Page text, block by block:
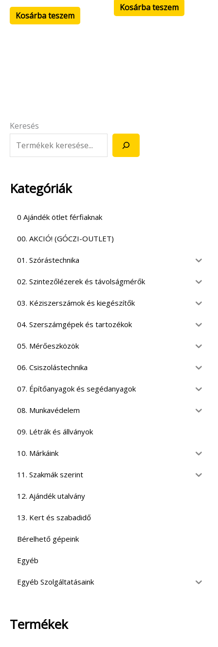
Keresés
Kategóriák
0 Ajándék ötlet férfiaknak
00. AKCIÓ! (GÓCZI-OUTLET)
01. Szórástechnika
02. Szintezőlézerek és távolságmérők
03. Kéziszerszámok és kiegészítők
04. Szerszámgépek és tartozékok
05. Mérőeszközök
06. Csiszolástechnika
07. Építőanyagok és segédanyagok
08. Munkavédelem
09. Létrák és állványok
10. Márkáink
11. Szakmák szerint
12. Ajándék utalvány
13. Kert és szabadidő
Bérelhető gépeink
Egyéb
Egyéb Szolgáltatásaink
Termékek
Kosárba teszem
Kosárba teszem